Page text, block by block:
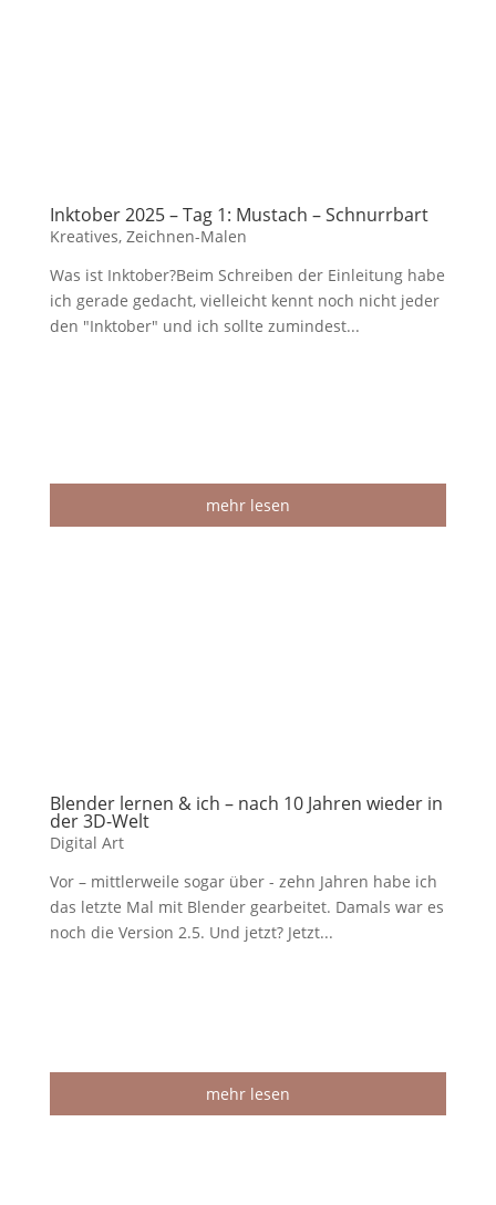
Inktober 2025 – Tag 1: Mustach – Schnurrbart
Kreatives, Zeichnen-Malen
Was ist Inktober?Beim Schreiben der Einleitung habe
ich gerade gedacht, vielleicht kennt noch nicht jeder
den "Inktober" und ich sollte zumindest...
mehr lesen
Blender lernen & ich – nach 10 Jahren wieder in
der 3D-Welt
Digital Art
Vor – mittlerweile sogar über - zehn Jahren habe ich
das letzte Mal mit Blender gearbeitet. Damals war es
noch die Version 2.5. Und jetzt? Jetzt...
mehr lesen